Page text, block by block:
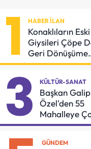
1 HABER İLAN
Konaklıların Eski
Giysileri Çöpe
Geri Dönüşüme
Gidiyor
3 KÜLTÜR-SANAT
Başkan Galip
Özel'den 55
Mahalleye
Şenliği
GÜNDEM